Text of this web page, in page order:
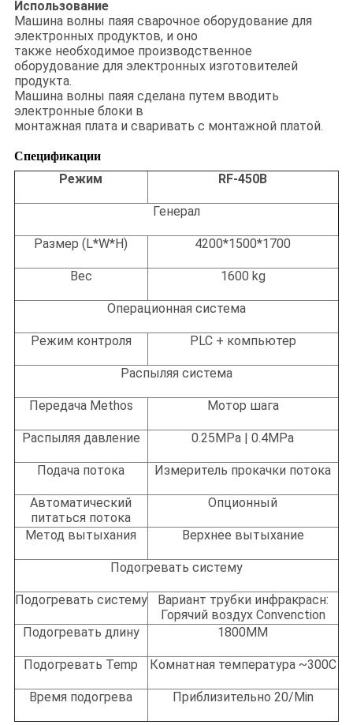
Использование
Машина волны паяя сварочное оборудование для
электронных продуктов, и оно
также необходимое производственное
оборудование для электронных изготовителей
продукта.
Машина волны паяя сделана путем вводить
электронные блоки в
монтажная плата и сваривать с монтажной платой.
Спецификации
Режим RF-450B
Генерал
Размер (L*W*H) 4200*1500*1700
Вес 1600 kg
Операционная система
Режим контроля PLC + компьютер
Распыляя система
Передача Methos Мотор шага
Распыляя давление 0.25MPa | 0.4MPa
Подача потока Измеритель прокачки потока
Автоматический
питаться потока
Опционный
Метод вытыхания Верхнее вытыхание
Подогревать систему
Подогревать систему
Вариант трубки инфракрасн:
Горячий воздух Convenction
Подогревать длину
1800MM
Подогревать Temp Комнатная температура ~300C
Время подогрева Приблизительно 20/Min